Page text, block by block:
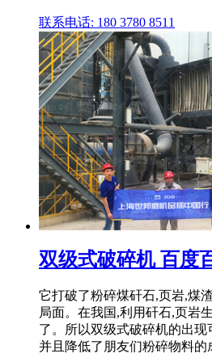
联系电话: 180 3780 8511
双级式破碎机 百度
它打破了粉碎煤矸石,页岩,煤
局面。在我国,利用矸石,页岩
了。所以双级式破碎机的出
并且降低了朋友们粉碎物料的